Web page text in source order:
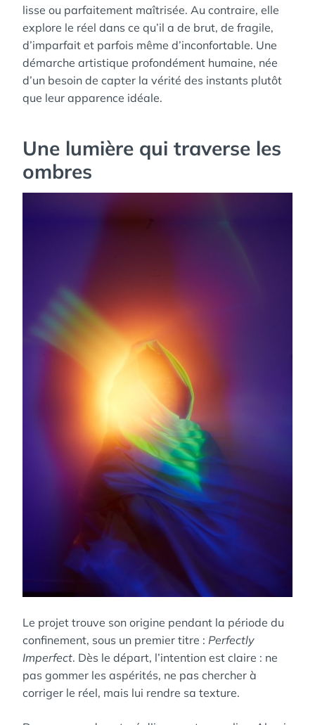
lisse ou parfaitement maîtrisée. Au contraire, elle
explore le réel dans ce qu’il a de brut, de fragile,
d’imparfait et parfois même d’inconfortable. Une
démarche artistique profondément humaine, née
d’un besoin de capter la vérité des instants plutôt
que leur apparence idéale.
Une lumière qui traverse les
ombres
Le projet trouve son origine pendant la période du
confinement, sous un premier titre : Perfectly
Imperfect. Dès le départ, l’intention est claire : ne
pas gommer les aspérités, ne pas chercher à
corriger le réel, mais lui rendre sa texture.